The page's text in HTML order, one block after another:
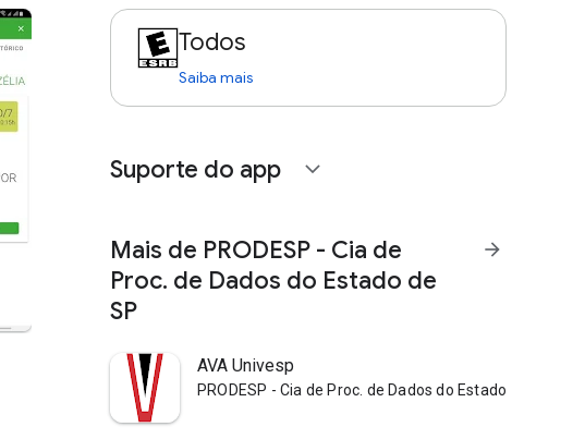
Todos
Saiba mais
Suporte do app expand_more
Mais de PRODESP - Cia de
Proc. de Dados do Estado de
SP
arrow_forward
AVA Univesp
PRODESP - Cia de Proc. de Dados do Estado de SP